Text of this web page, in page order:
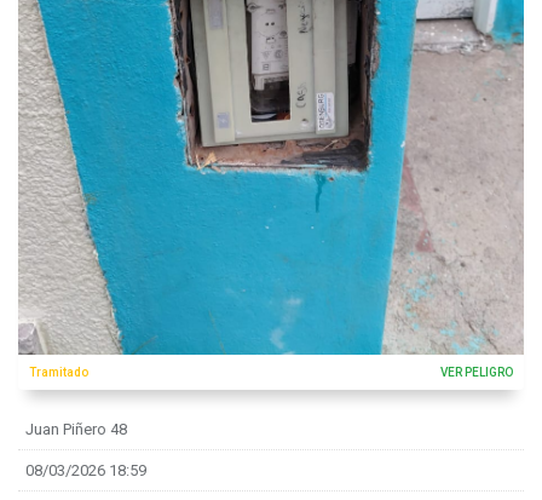
Tramitado VER PELIGRO
Juan Piñero 48
08/03/2026 18:59